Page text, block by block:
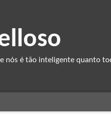
nós é tão inteligente quanto